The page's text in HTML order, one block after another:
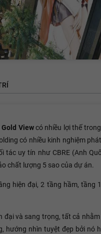
Gold Viewcó nhiều lợi thế
có nhiều kinh nghiệm
tác uy tín như CBRE (Anh
chất lượng 5 sao của dự án.
hiện đại, 2 tầng hầm, tầng
đại và sang trọng, tất cả nhằm
hướng nhìn tuyệt đẹp bởi nó